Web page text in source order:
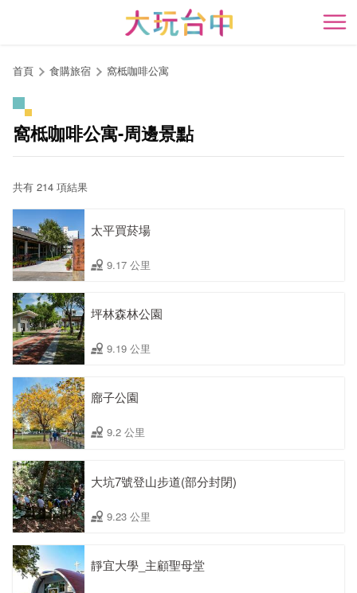
開
首頁 食購旅宿 窩柢咖啡公寓
窩柢咖啡公寓-周邊景點
共有 214 項結果
太平買菸場
9.17 公里
坪林森林公園
9.19 公里
廍子公園
9.2 公里
大坑7號登山步道(部分封閉)
9.23 公里
靜宜大學_主顧聖母堂